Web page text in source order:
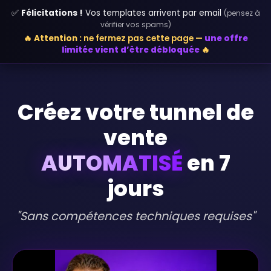
✅ Félicitations ! Vos templates arrivent par email (pensez à
vérifier vos spams)
🔥 Attention :ne fermez pas cette page — une offre
limitée vient d’être débloquée🔥
Créez votre tunnel de
vente
AUTOMATISÉen 7
jours
"Sans compétences techniques requises"